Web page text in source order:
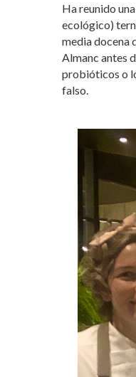
Ha reunido
ecológico)
media docena
Almanc antes
probióticos o
falso.